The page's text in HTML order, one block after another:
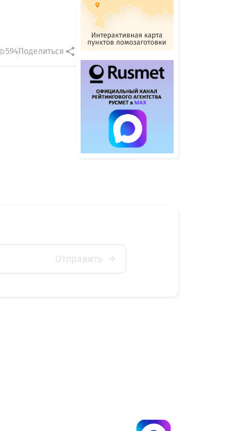
594Поделиться
Отправить